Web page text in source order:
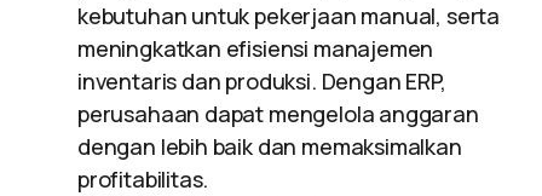
kebutuhan untuk pekerjaan manual, serta
meningkatkan efisiensi manajemen
inventaris dan produksi. Dengan ERP,
perusahaan dapat mengelola anggaran
dengan lebih baik dan memaksimalkan
profitabilitas.